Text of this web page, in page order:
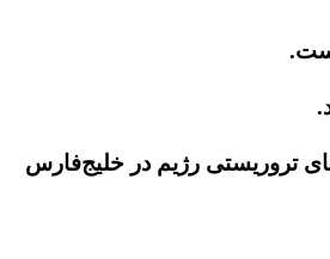
تروریستی رژیم در خلیج‌فارس